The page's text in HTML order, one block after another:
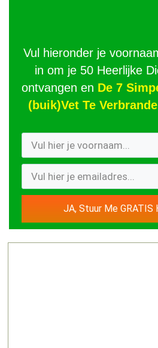
Vul hieronder je
in om je 50 Heerlijke
ontvangen en De 7
(buik)Vet Te
JA, Stuur Me GRATIS